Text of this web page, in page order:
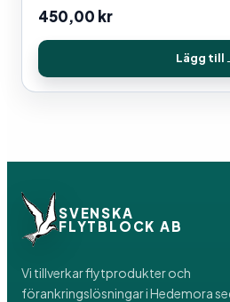
450,00 kr
Lägg till
SVENSKA
FLYTBLOCK AB
Vi tillverkar flytprodukter och
förankringslösningar i Hedemora